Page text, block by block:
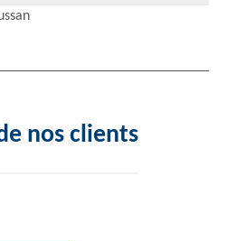
nos clients